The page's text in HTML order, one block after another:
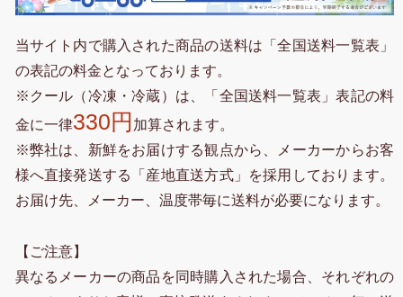
当サイト内で購入された商品の送料は「全国送料一覧表」
の表記の料金となっております。
※クール（冷凍・冷蔵）は、「全国送料一覧表」表記の料
金に一律330円 加算されます。
※弊社は、新鮮をお届けする観点から、メーカーからお客
様へ直接発送する「産地直送方式」を採用しております。
お届け先、メーカー、温度帯毎に送料が必要になります。
【ご注意】
異なるメーカーの商品を同時購入された場合、それぞれの